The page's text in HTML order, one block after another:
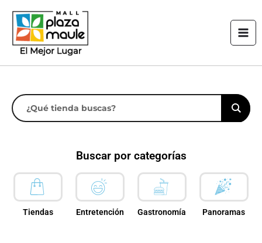
contenido
Buscar por categorías
Tiendas Entretención Gastronomía Panoramas